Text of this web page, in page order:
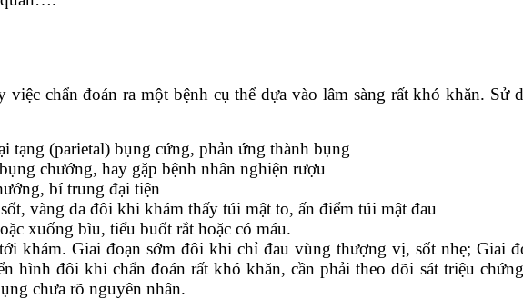
chẩn đoán ra một bệnh cụ thể dựa vào lâm sàng rất khó khăn. Sử
(parietal) bụng cứng, phản ứng thành bụng
chướng, hay gặp bệnh nhân nghiện rượu
bí trung đại tiện
vàng da đôi khi khám thấy túi mật to, ấn điểm túi mật đau
xuống bìu, tiểu buốt rắt hoặc có máu.
khám. Giai đoạn sớm đôi khi chỉ đau vùng thượng vị, sốt nhẹ; Giai
hình đôi khi chẩn đoán rất khó khăn, cần phải theo dõi sát triệu
chưa rõ nguyên nhân.